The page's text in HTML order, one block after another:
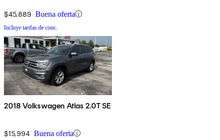
$45,889 Buena oferta
Incluye tarifas de conc.
2018 Volkswagen Atlas 2.0T SE
$15,994 Buena oferta